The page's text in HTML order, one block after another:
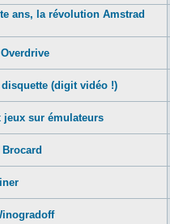
ans, la révolution Amstrad
(digit vidéo !)
sur émulateurs